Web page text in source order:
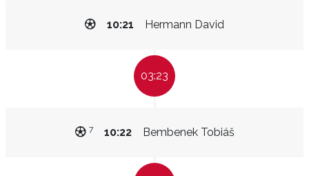
Hermann David
10:21
03:23
Bembenek Tobiáš
10:22
7